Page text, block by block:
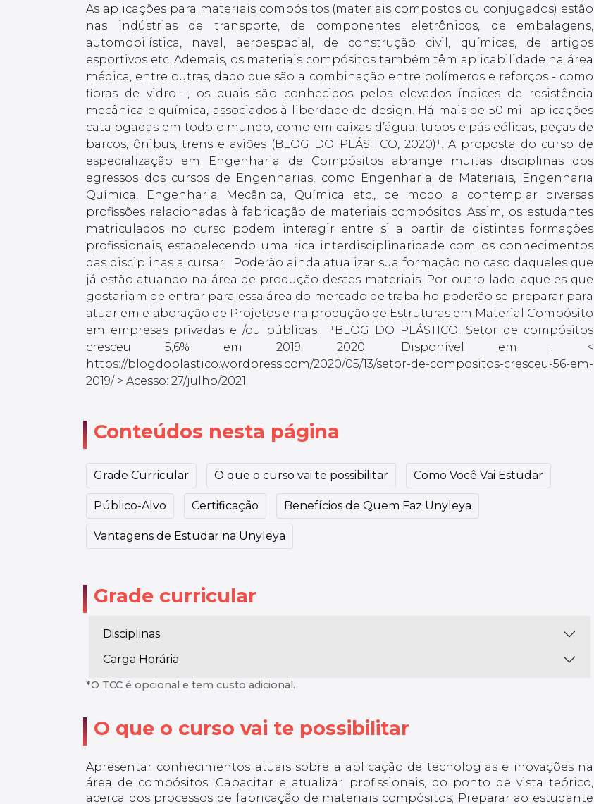
As aplicações para materiais compósitos (materiais compostos ou conjugados) estão
nas indústrias de transporte, de componentes eletrônicos, de embalagens,
automobilística, naval, aeroespacial, de construção civil, químicas, de artigos
esportivos etc. Ademais, os materiais compósitos também têm aplicabilidade na área
médica, entre outras, dado que são a combinação entre polímeros e reforços - como
fibras de vidro -, os quais são conhecidos pelos elevados índices de resistência
mecânica e química, associados à liberdade de design. Há mais de 50 mil aplicações
catalogadas em todo o mundo, como em caixas d’água, tubos e pás eólicas, peças de
barcos, ônibus, trens e aviões (BLOG DO PLÁSTICO, 2020)¹. A proposta do curso de
especialização em Engenharia de Compósitos abrange muitas disciplinas dos
egressos dos cursos de Engenharias, como Engenharia de Materiais, Engenharia
Química, Engenharia Mecânica, Química etc., de modo a contemplar diversas
profissões relacionadas à fabricação de materiais compósitos. Assim, os estudantes
matriculados no curso podem interagir entre si a partir de distintas formações
profissionais, estabelecendo uma rica interdisciplinaridade com os conhecimentos
das disciplinas a cursar. Poderão ainda atualizar sua formação no caso daqueles que
já estão atuando na área de produção destes materiais. Por outro lado, aqueles que
gostariam de entrar para essa área do mercado de trabalho poderão se preparar para
atuar em elaboração de Projetos e na produção de Estruturas em Material Compósito
em empresas privadas e /ou públicas. ¹BLOG DO PLÁSTICO. Setor de compósitos
cresceu 5,6% em 2019. 2020. Disponível em : <
https://blogdoplastico.wordpress.com/2020/05/13/setor-de-compositos-cresceu-56-em-
2019/ > Acesso: 27/julho/2021
Conteúdos nesta página
Grade Curricular O que o curso vai te possibilitar Como Você Vai Estudar
Público-Alvo Certificação Benefícios de Quem Faz Unyleya
Vantagens de Estudar na Unyleya
Grade curricular
Disciplinas
Carga Horária
*O TCC é opcional e tem custo adicional.
O que o curso vai te possibilitar
Apresentar conhecimentos atuais sobre a aplicação de tecnologias e inovações na
área de compósitos; Capacitar e atualizar profissionais, do ponto de vista teórico,
acerca dos processos de fabricação de materiais compósitos; Preparar ao estudante